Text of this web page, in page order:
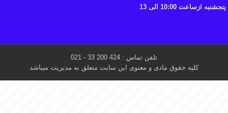
پنجشنبه ازساعت 10:00 الی 13
تلفن تماس : 424 200 33 - 021
کلیه حقوق مادی و معنوی این سایت متعلق به مدیریت میباشد